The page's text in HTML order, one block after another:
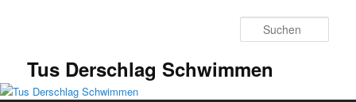
Tus Derschlag Schwimmen